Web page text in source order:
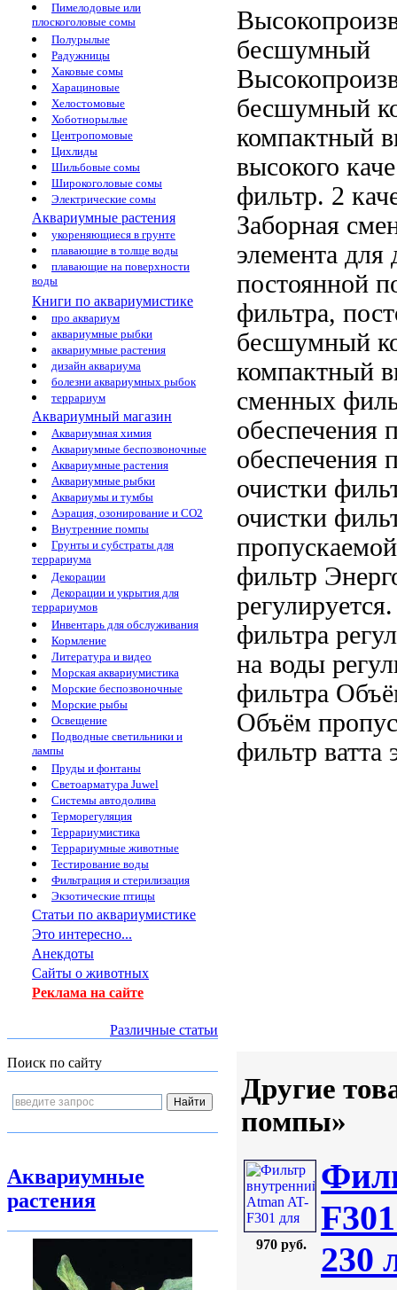
Пимелодовые или
плоскоголовые сомы
Полурылые
Радужницы
Хаковые сомы
Харациновые
Хелостомовые
Хоботнорылые
Центропомовые
Цихлиды
Шильбовые сомы
Широкоголовые сомы
Электрические сомы
Аквариумные растения
укореняющиеся в грунте
плавающие в толще воды
плавающие на поверхности
воды
Книги по аквариумистике
про аквариум
аквариумные рыбки
аквариумные растения
дизайн аквариума
болезни аквариумных рыбок
террариум
Аквариумный магазин
Аквариумная химия
Аквариумные беспозвоночные
Аквариумные растения
Аквариумные рыбки
Аквариумы и тумбы
Аэрация, озонирование и CO2
Внутренние помпы
Грунты и субстраты для
террариума
Декорации
Декорации и укрытия для
террариумов
Инвентарь для обслуживания
Кормление
Литература и видео
Морская аквариумистика
Морские беспозвоночные
Морские рыбы
Освещение
Подводные светильники и
лампы
Пруды и фонтаны
Светоарматура Juwel
Системы автодолива
Терморегуляция
Террариумистика
Террариумные животные
Тестирование воды
Фильтрация и стерилизация
Экзотические птицы
Статьи по аквариумистике
Это интересно...
Анекдоты
Сайты о животных
Реклама на сайте
Различные статьи
Поиск по сайту
Аквариумные
растения
бесшумный
бесшумный
компактный
высокого
фильтр. 2
Заборная
элемента для
постоянной
фильтра,
бесшумный
компактный
сменных
обеспечения
обеспечения
очистки
очистки
фильтр
фильтра
на воды
фильтра
Объём
фильтр ватта
Другие
помпы»
970 руб.
230